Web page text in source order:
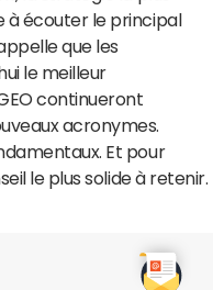
à écouter le principal
que les
le meilleur
continueront
acronymes.
Et pour
le plus solide à retenir.